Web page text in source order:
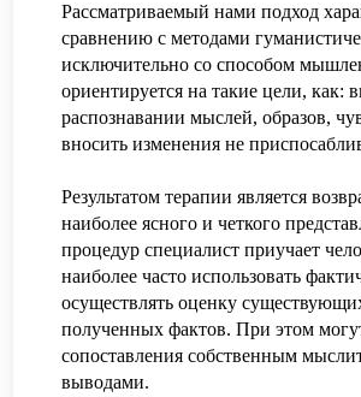
Рассматриваемый нами подход
сравнению с методами
исключительно со способом
ориентируется на такие цели,
распознавании мыслей, образов,
вносить изменения не
Результатом терапии является
наиболее ясного и четкого
процедур специалист приучает
наиболее часто использовать
осуществлять оценку
полученных фактов. При этом
сопоставления собственным
выводами.